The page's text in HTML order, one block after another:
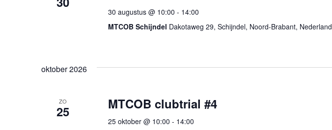
30 augustus @ 10:00 - 14:00
MTCOB Schijndel Dakotaweg 29, Schijndel, Noord-Brabant, Nederland
oktober 2026
ZO
25 MTCOB clubtrial #4
25 oktober @ 10:00 - 14:00